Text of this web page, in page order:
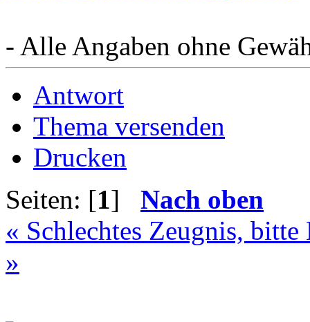
- Alle Angaben ohne
Antwort
Thema versenden
Drucken
Seiten: [1] Nach oben
« Schlechtes Zeugnis,
»